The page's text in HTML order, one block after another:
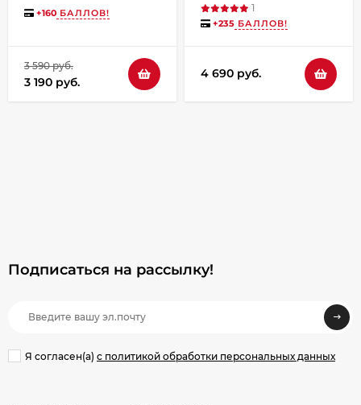
+160 БАЛЛОВ!
3 590 руб.
3 190 руб.
1
+235 БАЛЛОВ!
4 690 руб.
Подписаться на рассылкy!
Я согласен(a) с политикой обработки персональных данных